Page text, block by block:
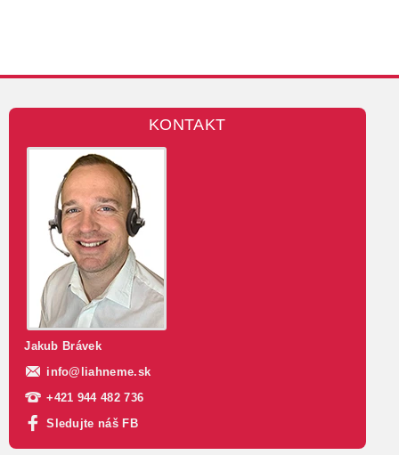
KONTAKT
Jakub Brávek
info@ liahneme.sk
+421 944 482 736
Sledujte náš FB